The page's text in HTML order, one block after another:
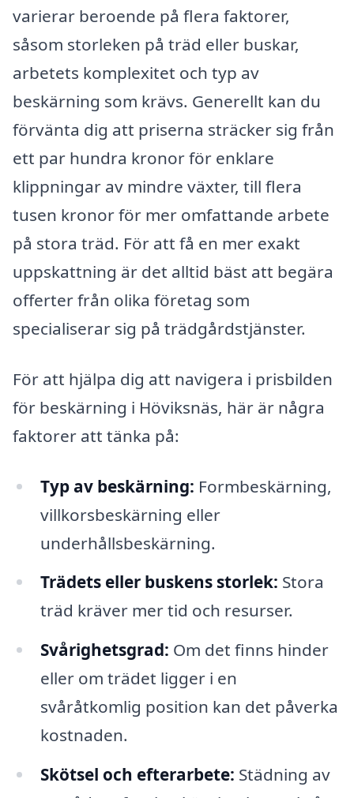
varierar beroende på flera faktorer,
såsom storleken på träd eller buskar,
arbetets komplexitet och typ av
beskärning som krävs. Generellt kan du
förvänta dig att priserna sträcker sig från
ett par hundra kronor för enklare
klippningar av mindre växter, till flera
tusen kronor för mer omfattande arbete
på stora träd. För att få en mer exakt
uppskattning är det alltid bäst att begära
offerter från olika företag som
specialiserar sig på trädgårdstjänster.
För att hjälpa dig att navigera i prisbilden
för beskärning i Höviksnäs, här är några
faktorer att tänka på:
Typ av beskärning: Formbeskärning,
villkorsbeskärning eller
underhållsbeskärning.
Trädets eller buskens storlek: Stora
träd kräver mer tid och resurser.
Svårighetsgrad: Om det finns hinder
eller om trädet ligger i en
svåråtkomlig position kan det påverka
kostnaden.
Skötsel och efterarbete: Städning av